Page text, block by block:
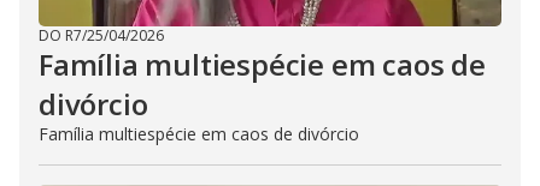
DO R7/25/04/2026
Família multiespécie em caos de
divórcio
Família multiespécie em caos de divórcio